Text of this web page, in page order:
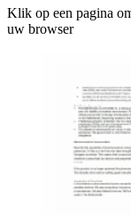
Klik op een pagina
uw browser